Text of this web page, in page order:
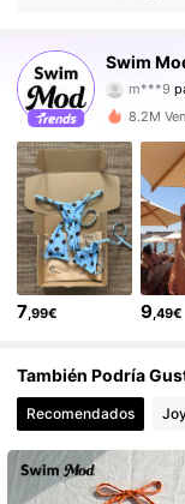
Swim
4,81
m***9
4,81
4,81
4,81
8.2M
7,99€ 9,49€
También Podría
Recomendados